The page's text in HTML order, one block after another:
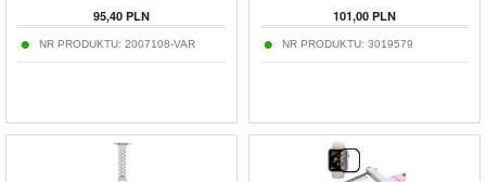
95,40 PLN
NR PRODUKTU: 2007108-VAR
101,00 PLN
NR PRODUKTU: 3019579